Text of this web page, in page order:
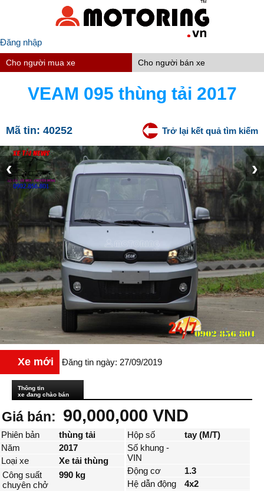
Đăng nhập
Cho người mua xe Cho người bán xe
VEAM 095 thùng tải 2017
Mã tin: 40252 Trở lại kết quả tìm kiếm
‹ ›
Xe mới Đăng tin ngày: 27/09/2019
Thông tin
xe đang chào bán
Giá bán: 90,000,000 VND
Phiên bản
thùng tải
Năm
2017
Loại xe
Xe tải thùng
Công suất
chuyên chở
990 kg
Hộp số
tay (M/T)
Số khung -
VIN
Động cơ
1.3
Hệ dẫn động
4x2